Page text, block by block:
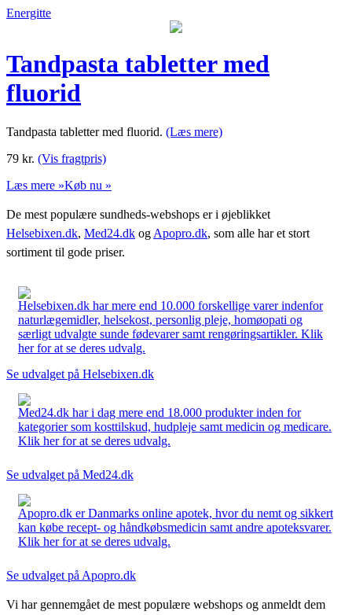
Energitte
Tandpasta tabletter med
fluorid
Tandpasta tabletter med fluorid. (Læs mere)
79 kr. (Vis fragtpris)
Læs mere »Køb nu »
De mest populære sundheds-webshops er i øjeblikket
Helsebixen.dk, Med24.dk og Apopro.dk, som alle har et stort
sortiment til gode priser.
Helsebixen.dk har mere end 10.000 forskellige varer indenfor
naturlægemidler, helsekost, personlig pleje, homøopati og
særligt udvalgte sunde fødevarer samt rengøringsartikler. Klik
her for at se deres udvalg.
Se udvalget på Helsebixen.dk
Med24.dk har i dag mere end 18.000 produkter inden for
kategorier som kosttilskud, hudpleje samt medicin og medicare.
Klik her for at se deres udvalg.
Se udvalget på Med24.dk
Apopro.dk er Danmarks online apotek, hvor du nemt og sikkert
kan købe recept- og håndkøbsmedicin samt andre apoteksvarer.
Klik her for at se deres udvalg.
Se udvalget på Apopro.dk
Vi har gennemgået de mest populære webshops og anmeldt dem